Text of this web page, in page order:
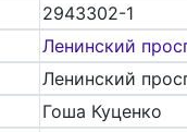
2943302-1
Ленинский
Ленинский
Гоша Куценко